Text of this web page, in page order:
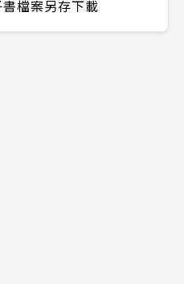
檔案另存下載